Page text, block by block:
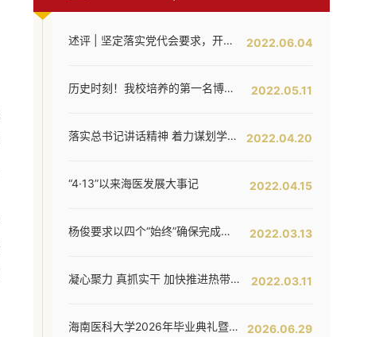
2022.06.04
述评 | 坚定落实党代会要求，开创海医工作新局面——写在全面落实省第八次党代会对海医发展提出新要求之时
2022.05.11
历史时刻！我校培养的第一名博士研究生通过答辩！
2022.04.20
落实总书记讲话精神 着力谋划学校内涵提升——我校召开发展战略咨询委员会第二次工作会议
2022.04.15
“4·13”以来海医发展大事记
2022.03.13
杨俊要求以四个“始终”确保完成全年工作任务--我校六届五次教代会暨七届二次工代会胜利闭幕
2022.03.11
凝心聚力 真抓实干 加快推进热带特色鲜明的国际化高水平医科大学建设步伐 ——我校六届五次教代会暨七届二次工代会隆重开幕
2026.06.29
海南医科大学2026年毕业典礼暨学位授予仪式举行